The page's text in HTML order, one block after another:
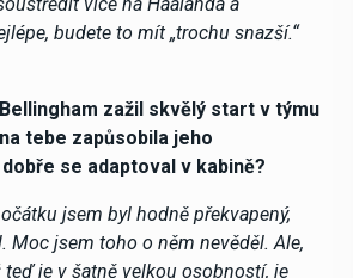
budete to mít „trochu snazší.“
zažil skvělý start v týmu
tebe zapůsobila jeho
se adaptoval v kabině?
jsem byl hodně překvapený,
Moc jsem toho o něm nevěděl. Ale,
teď je v šatně velkou osobností, je